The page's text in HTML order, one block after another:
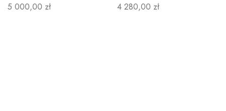
5 000,00 zł 4 280,00 zł